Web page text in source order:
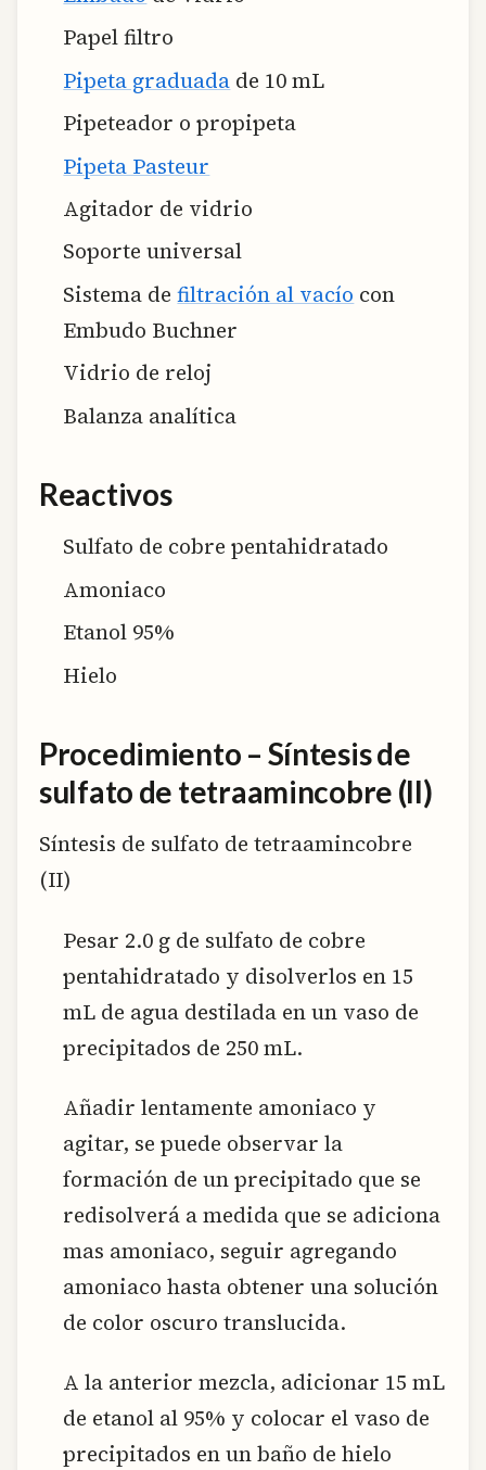
Papel filtro
Pipeta graduada de 10 mL
Pipeteador o propipeta
Pipeta Pasteur
Agitador de vidrio
Soporte universal
Sistema defiltración al vacío con
Embudo Buchner
Vidrio de reloj
Balanza analítica
Reactivos
Sulfato de cobre pentahidratado
Amoniaco
Etanol 95%
Hielo
Procedimiento – Síntesis de
sulfato de tetraamincobre (II)
Síntesis de sulfato de tetraamincobre
(II)
Pesar 2.0 g de sulfato de cobre
pentahidratado y disolverlos en 15
mL de agua destilada en un vaso de
precipitados de 250 mL.
Añadir lentamente amoniaco y
agitar, se puede observar la
formación de un precipitado que se
redisolverá a medida que se adiciona
mas amoniaco, seguir agregando
amoniaco hasta obtener una solución
de color oscuro translucida.
A la anterior mezcla, adicionar 15 mL
de etanol al 95% y colocar el vaso de
precipitados en un baño de hielo